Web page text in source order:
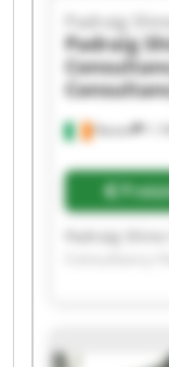
Navan
Padraig
Padraig
Padraig
Shine
Consultancy
Shine